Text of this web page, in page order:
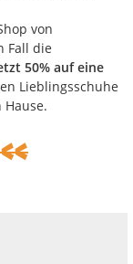
von
Fall die
50% auf eine
Lieblingsschuhe